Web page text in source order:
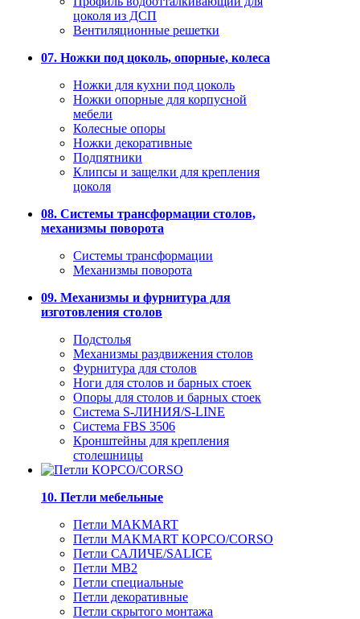
цоколя из ДСП
Вентиляционные решетки
07. Ножки под цоколь, опорные, колеса
Ножки для кухни под цоколь
Ножки опорные для корпусной
мебели
Колесные опоры
Ножки декоративные
Подпятники
Клипсы и защелки для крепления
цоколя
08. Системы трансформации столов,
механизмы поворота
Системы трансформации
Механизмы поворота
09. Механизмы и фурнитура для
изготовления столов
Подстолья
Механизмы раздвижения столов
Фурнитура для столов
Ноги для столов и барных стоек
Опоры для столов и барных стоек
Система S-ЛИНИЯ/S-LINE
Система FBS 3506
Кронштейны для крепления
столешницы
10. Петли мебельные
Петли MAKMART
Петли MAKMART КОРСО/CORSO
Петли САЛИЧЕ/SALICE
Петли MB2
Петли специальные
Петли декоративные
Петли скрытого монтажа